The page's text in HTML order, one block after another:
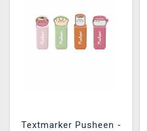
Textmarker Pusheen -